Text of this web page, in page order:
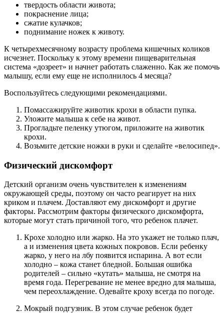
твердость области живота;
покраснение лица;
сжатие кулачков;
поднимание ножек к животу.
К четырехмесячному возрасту проблема кишечных коликов
исчезнет. Поскольку к этому времени пищеварительная
система «дозреет» и начнет работать слаженно. Как же помочь
малышу, если ему еще не исполнилось 4 месяца?
Воспользуйтесь следующими рекомендациями.
Помассажируйте животик крохи в области пупка.
Уложите малыша к себе на живот.
Прогладьте пеленку утюгом, приложите на животик
крохи.
Возьмите детские ножки в руки и сделайте «велосипед».
Физический дискомфорт
Детский организм очень чувствителен к изменениям
окружающей среды, поэтому он часто реагирует на них
криком и плачем. Доставляют ему дискомфорт и другие
факторы. Рассмотрим факторы физического дискомфорта,
которые могут стать причиной того, что ребенок плачет.
Крохе холодно или жарко. На это укажет не только плач,
а и изменения цвета кожных покровов. Если ребенку
жарко, у него на лбу появится испарина. А вот если
холодно – кожа станет бледной. Большая ошибка
родителей – сильно «кутать» малыша, не смотря на
время года. Перегревание не менее вредно для малыша,
чем переохлаждение. Одевайте кроху всегда по погоде.
Мокрый подгузник. В этом случае ребенок будет